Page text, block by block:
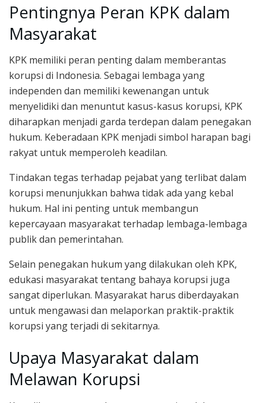
Pentingnya Peran KPK dalam
Masyarakat
KPK memiliki peran penting dalam memberantas
korupsi di Indonesia. Sebagai lembaga yang
independen dan memiliki kewenangan untuk
menyelidiki dan menuntut kasus-kasus korupsi, KPK
diharapkan menjadi garda terdepan dalam penegakan
hukum. Keberadaan KPK menjadi simbol harapan bagi
rakyat untuk memperoleh keadilan.
Tindakan tegas terhadap pejabat yang terlibat dalam
korupsi menunjukkan bahwa tidak ada yang kebal
hukum. Hal ini penting untuk membangun
kepercayaan masyarakat terhadap lembaga-lembaga
publik dan pemerintahan.
Selain penegakan hukum yang dilakukan oleh KPK,
edukasi masyarakat tentang bahaya korupsi juga
sangat diperlukan. Masyarakat harus diberdayakan
untuk mengawasi dan melaporkan praktik-praktik
korupsi yang terjadi di sekitarnya.
Upaya Masyarakat dalam
Melawan Korupsi